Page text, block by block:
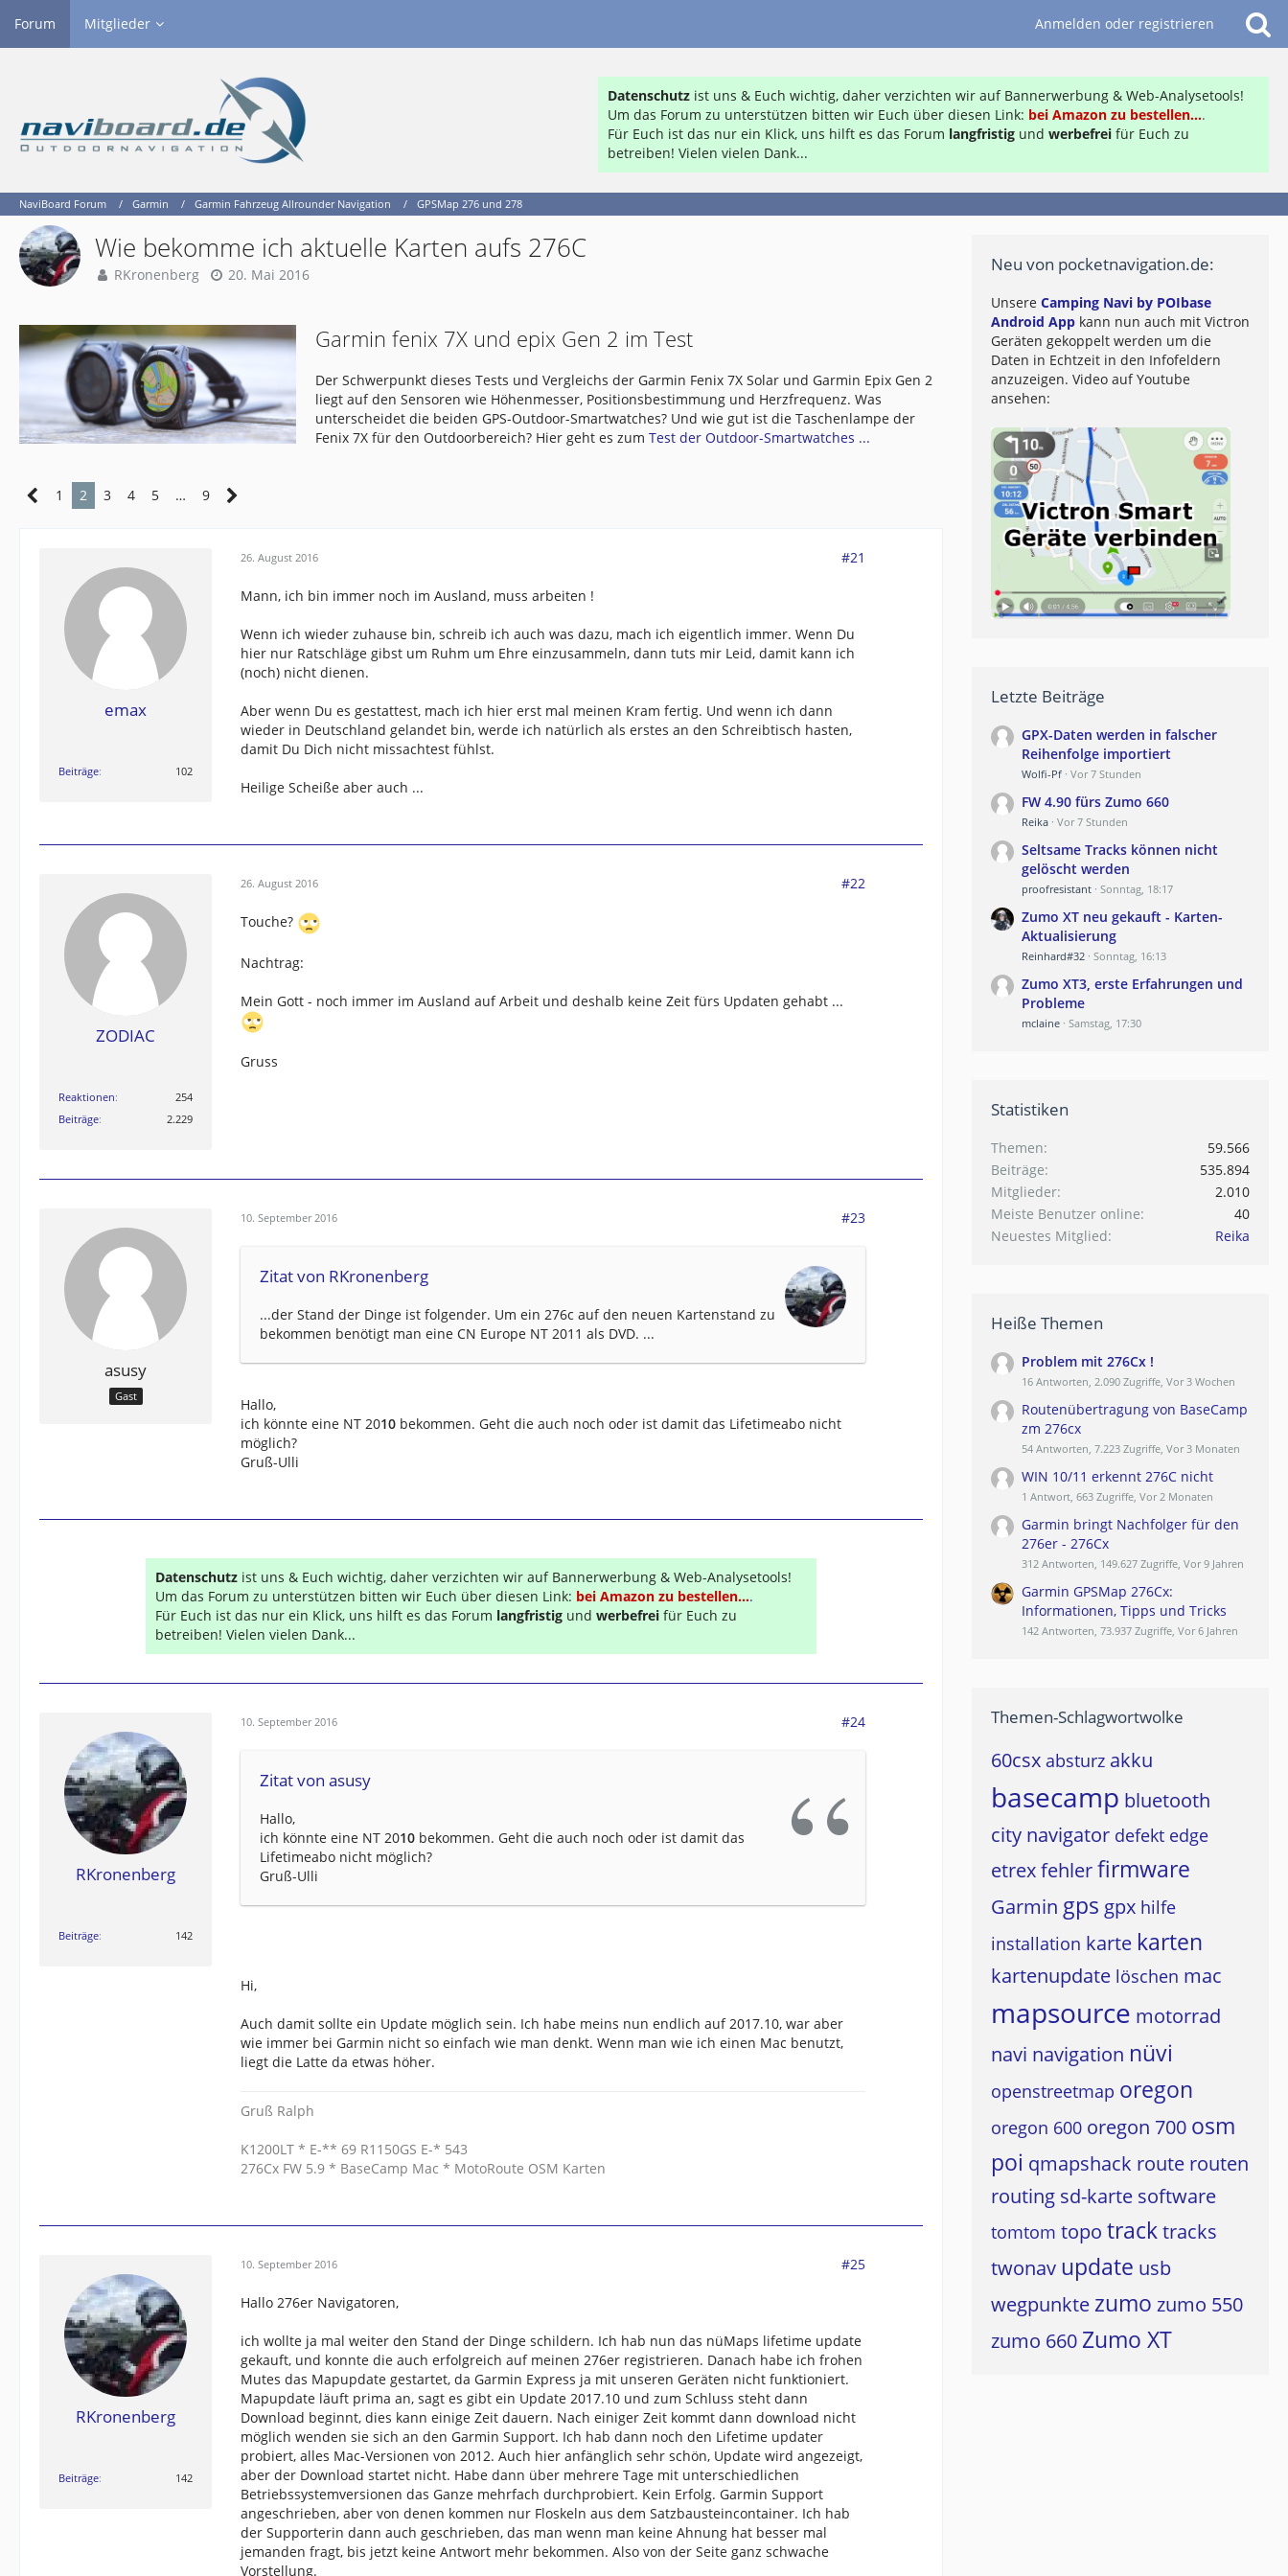
Forum Mitglieder Anmelden oder registrieren
Datenschutz ist uns & Euch wichtig, daher verzichten wir auf Bannerwerbung & Web-Analysetools!
Um das Forum zu unterstützen bitten wir Euch über diesen Link: bei Amazon zu bestellen....
Für Euch ist das nur ein Klick, uns hilft es das Forum langfristig und werbefrei für Euch zu
betreiben! Vielen vielen Dank...
NaviBoard Forum Garmin Garmin Fahrzeug Allrounder Navigation GPSMap 276 und 278
Wie bekomme ich aktuelle Karten aufs 276C
RKronenberg 20. Mai 2016
Garmin fenix 7X und epix Gen 2 im Test
Der Schwerpunkt dieses Tests und Vergleichs der Garmin Fenix 7X Solar und Garmin Epix Gen 2
liegt auf den Sensoren wie Höhenmesser, Positionsbestimmung und Herzfrequenz. Was
unterscheidet die beiden GPS-Outdoor-Smartwatches? Und wie gut ist die Taschenlampe der
Fenix 7X für den Outdoorbereich? Hier geht es zumTest der Outdoor-Smartwatches ...
1 2 3 4 5 … 9
emax
Beiträge 102
26. August 2016 #21
Mann, ich bin immer noch im Ausland, muss arbeiten !
Wenn ich wieder zuhause bin, schreib ich auch was dazu, mach ich eigentlich immer. Wenn Du
hier nur Ratschläge gibst um Ruhm um Ehre einzusammeln, dann tuts mir Leid, damit kann ich
(noch) nicht dienen.
Aber wenn Du es gestattest, mach ich hier erst mal meinen Kram fertig. Und wenn ich dann
wieder in Deutschland gelandet bin, werde ich natürlich als erstes an den Schreibtisch hasten,
damit Du Dich nicht missachtest fühlst.
Heilige Scheiße aber auch ...
ZODIAC
Reaktionen
254
Beiträge
2.229
26. August 2016 #22
Touche?
Nachtrag:
Mein Gott - noch immer im Ausland auf Arbeit und deshalb keine Zeit fürs Updaten gehabt ...
Gruss
asusy
Gast
10. September 2016 #23
Zitat von RKronenberg
...der Stand der Dinge ist folgender. Um ein 276c auf den neuen Kartenstand zu
bekommen benötigt man eine CN Europe NT 2011 als DVD. ...
Hallo,
ich könnte eine NT 2010 bekommen. Geht die auch noch oder ist damit das Lifetimeabo nicht
möglich?
Gruß-Ulli
Datenschutz ist uns & Euch wichtig, daher verzichten wir auf Bannerwerbung & Web-Analysetools!
Um das Forum zu unterstützen bitten wir Euch über diesen Link: bei Amazon zu bestellen....
Für Euch ist das nur ein Klick, uns hilft es das Forum langfristig und werbefrei für Euch zu
betreiben! Vielen vielen Dank...
RKronenberg
Beiträge 142
10. September 2016 #24
Zitat von asusy
Hallo,
ich könnte eine NT 2010 bekommen. Geht die auch noch oder ist damit das
Lifetimeabo nicht möglich?
Gruß-Ulli
Hi,
Auch damit sollte ein Update möglich sein. Ich habe meins nun endlich auf 2017.10, war aber
wie immer bei Garmin nicht so einfach wie man denkt. Wenn man wie ich einen Mac benutzt,
liegt die Latte da etwas höher.
Gruß Ralph
K1200LT * E-** 69 R1150GS E-* 543
276Cx FW 5.9 * BaseCamp Mac * MotoRoute OSM Karten
RKronenberg
Beiträge 142
10. September 2016 #25
Hallo 276er Navigatoren,
ich wollte ja mal weiter den Stand der Dinge schildern. Ich hab nun das nüMaps lifetime update
gekauft, und konnte die auch erfolgreich auf meinen 276er registrieren. Danach habe ich frohen
Mutes das Mapupdate gestartet, da Garmin Express ja mit unseren Geräten nicht funktioniert.
Mapupdate läuft prima an, sagt es gibt ein Update 2017.10 und zum Schluss steht dann
Download beginnt, dies kann einige Zeit dauern. Nach einiger Zeit kommt dann download nicht
möglich wenden sie sich an den Garmin Support. Ich hab dann noch den Lifetime updater
probiert, alles Mac-Versionen von 2012. Auch hier anfänglich sehr schön, Update wird angezeigt,
aber der Download startet nicht. Habe dann über mehrere Tage mit unterschiedlichen
Betriebssystemversionen das Ganze mehrfach durchprobiert. Kein Erfolg. Garmin Support
angeschrieben, aber von denen kommen nur Floskeln aus dem Satzbausteincontainer. Ich hab
der Supporterin dann auch geschrieben, das man wenn man keine Ahnung hat besser mal
jemanden fragt, bis jetzt keine Antwort mehr bekommen. Also von der Seite ganz schwache
Vorstellung.
Neu von pocketnavigation.de:
Unsere Camping Navi by POIbase
Android App kann nun auch mit Victron
Geräten gekoppelt werden um die
Daten in Echtzeit in den Infofeldern
anzuzeigen. Video auf Youtube
ansehen:
Letzte Beiträge
GPX-Daten werden in falscher
Reihenfolge importiert
Wolfi-Pf Vor 7 Stunden
FW 4.90 fürs Zumo 660
Reika Vor 7 Stunden
Seltsame Tracks können nicht
gelöscht werden
proofresistant Sonntag, 18:17
Zumo XT neu gekauft - Karten-
Aktualisierung
Reinhard#32 Sonntag, 16:13
Zumo XT3, erste Erfahrungen und
Probleme
mclaine Samstag, 17:30
Statistiken
Themen
59.566
Beiträge
535.894
Mitglieder
2.010
Meiste Benutzer online
40
Neuestes Mitglied
Reika
Heiße Themen
Problem mit 276Cx !
16 Antworten, 2.090 Zugriffe, Vor 3 Wochen
Routenübertragung von BaseCamp
zm 276cx
54 Antworten, 7.223 Zugriffe, Vor 3 Monaten
WIN 10/11 erkennt 276C nicht
1 Antwort, 663 Zugriffe, Vor 2 Monaten
Garmin bringt Nachfolger für den
276er - 276Cx
312 Antworten, 149.627 Zugriffe, Vor 9 Jahren
Garmin GPSMap 276Cx:
Informationen, Tipps und Tricks
142 Antworten, 73.937 Zugriffe, Vor 6 Jahren
Themen-Schlagwortwolke
60csx absturz akku
basecamp bluetooth
city navigator defekt edge
etrexfehlerfirmware
Garmin gps gpx hilfe
installation karte karten
kartenupdate löschen mac
mapsource motorrad
navi navigation nüvi
openstreetmap oregon
oregon 600 oregon 700 osm
poi qmapshack route routen
routing sd-karte software
tomtom topo tracktracks
twonav update usb
wegpunkte zumo zumo 550
zumo 660 Zumo XT